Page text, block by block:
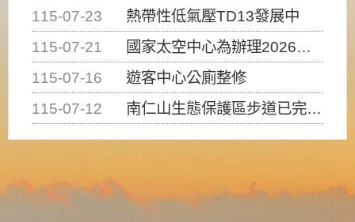
115-07-23
熱帶性低氣壓TD13發展中
115-07-21
國家太空中心為辦理2026台灣盃火箭競賽，陸、海、空域警戒及協調相關事宜，因颱風備案事宜
115-07-16
遊客中心公廁整修
115-07-12
南仁山生態保護區步道已完成修復，自115年7月13日（星期一）起恢復開放入園，歡迎民眾依規定申請入園....